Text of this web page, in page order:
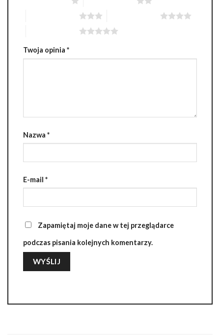
Twoja opinia *
Nazwa *
E-mail *
Zapamiętaj moje dane w tej przeglądarce
podczas pisania kolejnych komentarzy.